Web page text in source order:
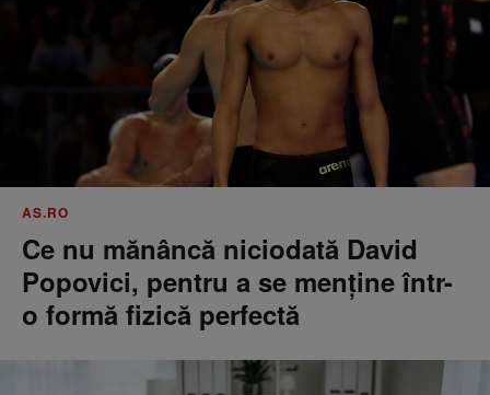
AS.RO
Ce nu mănâncă niciodată David
Popovici, pentru a se menţine într-
o formă fizică perfectă